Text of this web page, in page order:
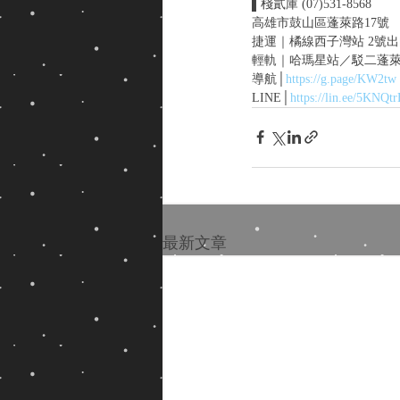
▌棧貳庫 (07)531-8568
高雄市鼓山區蓬萊路17號
捷運｜橘線西子灣站 2號出
輕軌｜哈瑪星站／駁二蓬
導航│ https://g.page/KW2tw
LINE│ https://lin.ee/
最新文章